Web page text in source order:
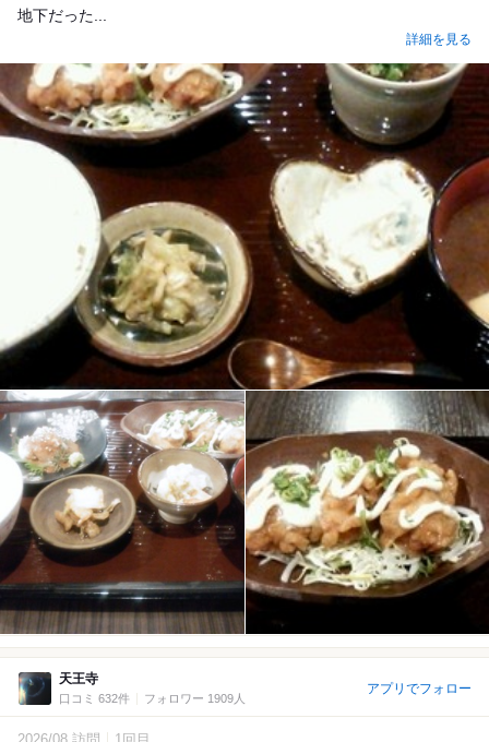
地下だった...
詳細を見る
天王寺
口コミ 632件 フォロワー 1909人
アプリでフォロー